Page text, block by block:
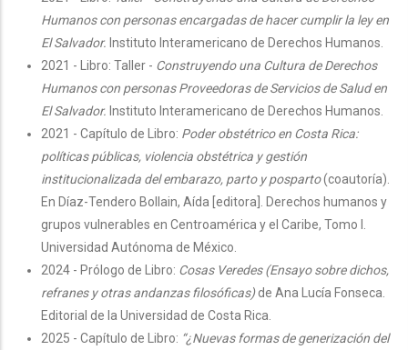
Humanos con personas encargadas de hacer cumplir la ley en
El Salvador. Instituto Interamericano de Derechos Humanos.
2021 - Libro: Taller - Construyendo una Cultura de Derechos
Humanos con personas Proveedoras de Servicios de Salud en
El Salvador. Instituto Interamericano de Derechos Humanos.
2021 - Capítulo de Libro: Poder obstétrico en Costa Rica:
políticas públicas, violencia obstétrica y gestión
institucionalizada del embarazo, parto y posparto(coautoría).
En Díaz-Tendero Bollain, Aída [editora]. Derechos humanos y
grupos vulnerables en Centroamérica y el Caribe, Tomo I.
Universidad Autónoma de México.
2024 - Prólogo de Libro: Cosas Veredes (Ensayo sobre dichos,
refranes y otras andanzas filosóficas)de Ana Lucía Fonseca.
Editorial de la Universidad de Costa Rica.
2025 - Capítulo de Libro: “¿Nuevas formas de generización del